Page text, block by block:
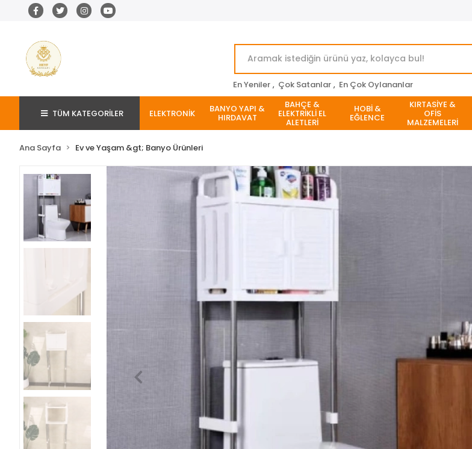
En Yeniler , Çok Satanlar , En Çok Oylananlar
TÜM KATEGORİLER ELEKTRONİK BANYO YAPI &
HIRDAVAT
BAHÇE &
ELEKTRİKLİ EL
ALETLERİ
HOBİ &
EĞLENCE
KIRTASİYE &
OFİS
MALZEMELERİ
Ana Sayfa Ev ve Yaşam &gt; Banyo Ürünleri